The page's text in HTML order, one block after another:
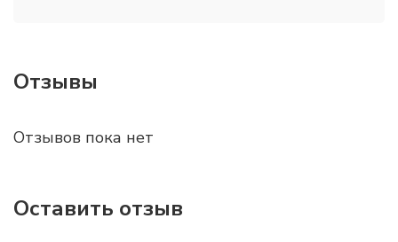
Отзывы
Отзывов пока нет
Оставить отзыв